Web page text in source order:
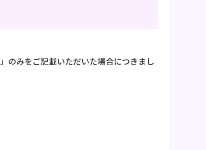
のみをご記載いただいた場合につきまし